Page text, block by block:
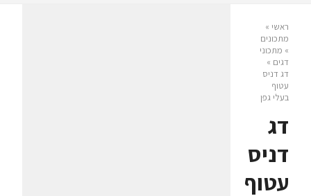
ראשי »
מתכונים
» מתכוני
דגים »
דג דניס
עטוף
בעלי גפן
דג
דניס
עטוף